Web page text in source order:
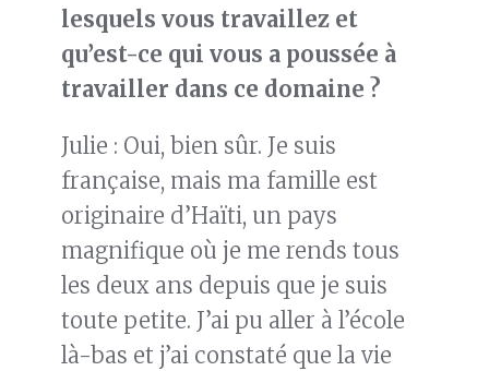
lesquels vous travaillez et
qu’est-ce qui vous a poussée à
travailler dans ce domaine ?
Julie : Oui, bien sûr. Je suis
française, mais ma famille est
originaire d’Haïti, un pays
magnifique où je me rends tous
les deux ans depuis que je suis
toute petite. J’ai pu aller à l’école
là-bas et j’ai constaté que la vie